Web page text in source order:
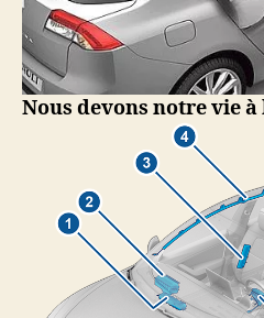
Nous devons notre vie